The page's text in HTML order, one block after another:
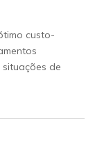
custo-
de